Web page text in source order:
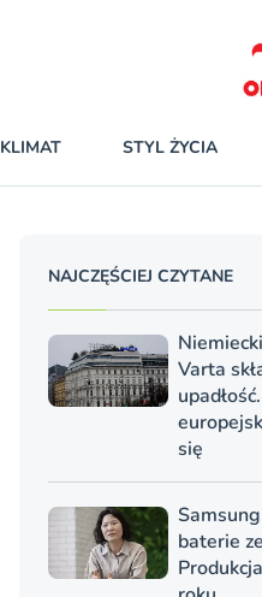
KLIMAT STYL ŻYCIA
NAJCZĘŚCIEJ CZYTANE
Varta
się
baterie